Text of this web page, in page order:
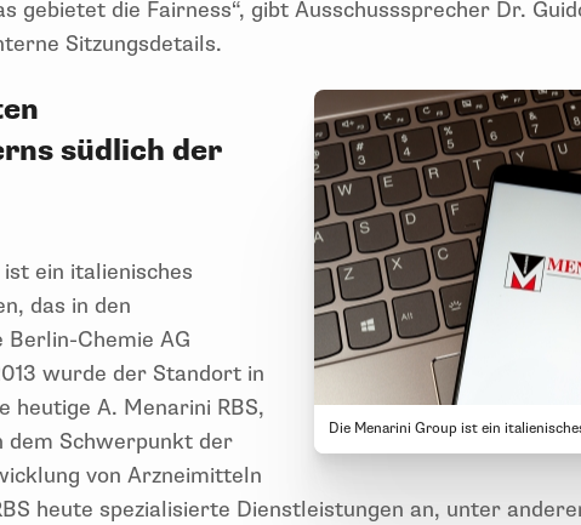
gebietet die Fairness“, gibt Ausschusssprecher Dr.
Sitzungsdetails.
Die Menarini Group ist ein
südlich der
ein italienisches
das in den
Berlin-Chemie AG
wurde der Standort in
heutige A. Menarini RBS,
dem Schwerpunkt der
von Arzneimitteln
heute spezialisierte Dienstleistungen an, unter